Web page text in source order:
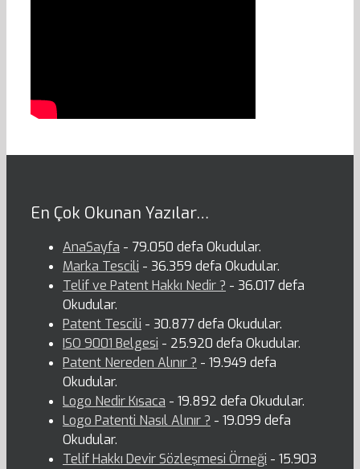
En Çok Okunan Yazılar…
AnaSayfa - 79.050 defa Okudular.
Marka Tescili - 36.359 defa Okudular.
Telif ve Patent Hakkı Nedir ? - 36.017 defa
Okudular.
Patent Tescili - 30.877 defa Okudular.
ISO 9001 Belgesi - 25.920 defa Okudular.
Patent Nereden Alınır ? - 19.949 defa
Okudular.
Logo Nedir Kısaca - 19.892 defa Okudular.
Logo Patenti Nasıl Alınır ? - 19.099 defa
Okudular.
Telif Hakkı Devir Sözleşmesi Örneği - 15.903